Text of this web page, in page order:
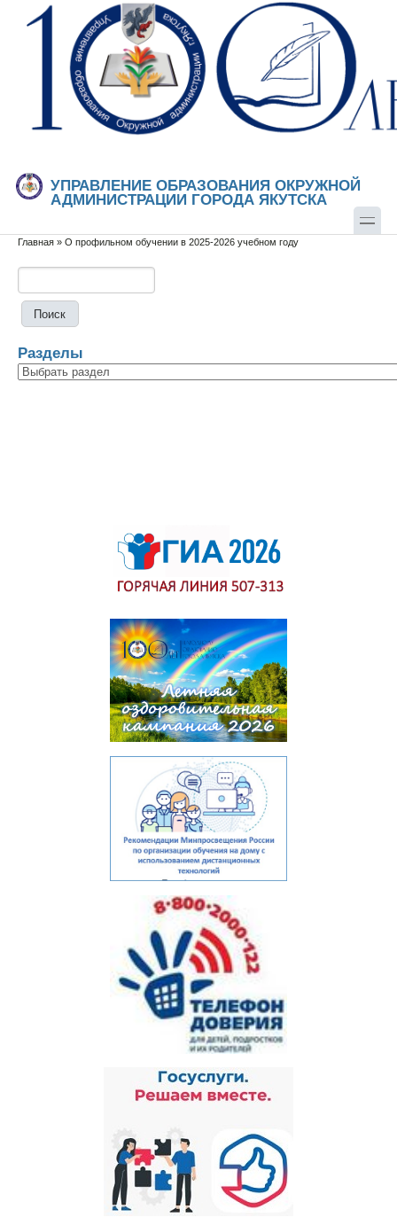
Перейти к основному содержанию
Skip to search
УПРАВЛЕНИЕ ОБРАЗОВАНИЯ ОКРУЖНОЙ
АДМИНИСТРАЦИИ ГОРОДА ЯКУТСКА
Вы здесь
Главная » О профильном обучении в 2025-2026 учебном году
Разделы